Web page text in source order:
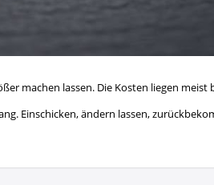
machen lassen. Die Kosten liegen meist
Einschicken, ändern lassen,